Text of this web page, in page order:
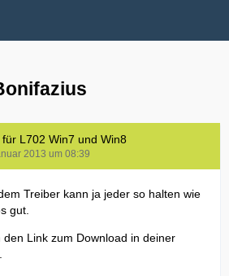
L702 Win7 und Win8
2013 um 08:39
Treiber kann ja jeder so halten wie
gut.
Link zum Download in deiner